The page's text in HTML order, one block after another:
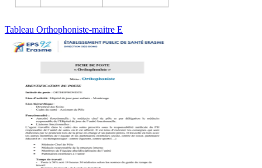
Tableau Orthophoniste-maitre E